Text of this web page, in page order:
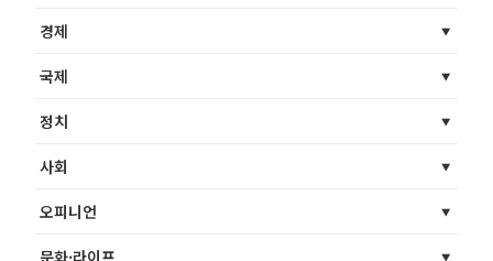
경제
국제
정치
사회
오피니언
문화·라이프